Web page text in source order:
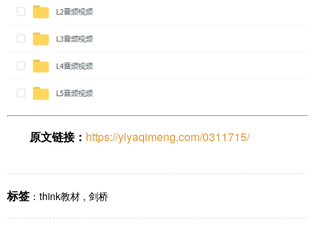
原文链接： https://yiyaqimeng.com/0311715/
标签 ： think教材 , 剑桥